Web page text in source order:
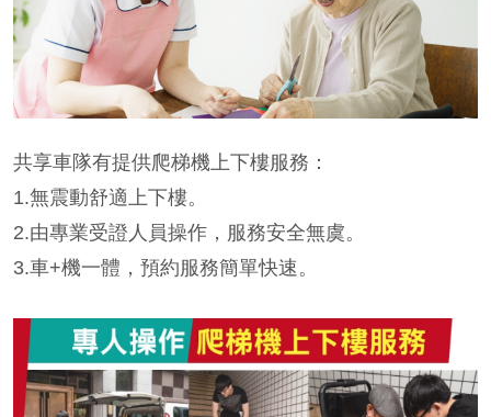
共享車隊有提供爬梯機上下樓服務：
1.無震動舒適上下樓。
2.由專業受證人員操作，服務安全無虞。
3.車+機一體，預約服務簡單快速。